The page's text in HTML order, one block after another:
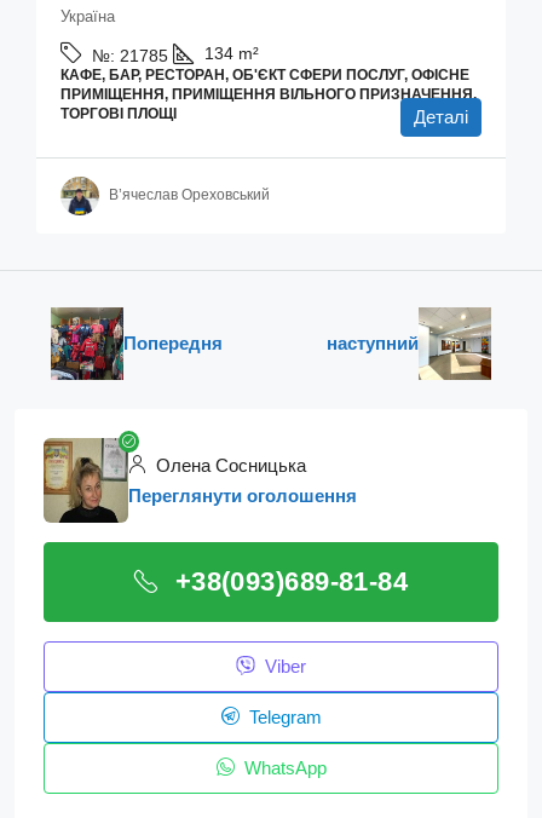
Україна
№: 21785 134 m²
КАФЕ, БАР, РЕСТОРАН, ОБ'ЄКТ СФЕРИ ПОСЛУГ, ОФІСНЕ
ПРИМІЩЕННЯ, ПРИМІЩЕННЯ ВІЛЬНОГО ПРИЗНАЧЕННЯ,
ТОРГОВІ ПЛОЩІ
Деталі
В’ячеслав Ореховський
Попередня наступний
Олена Сосницька
Переглянути оголошення
+38(093)689-81-84
Viber
Telegram
WhatsApp